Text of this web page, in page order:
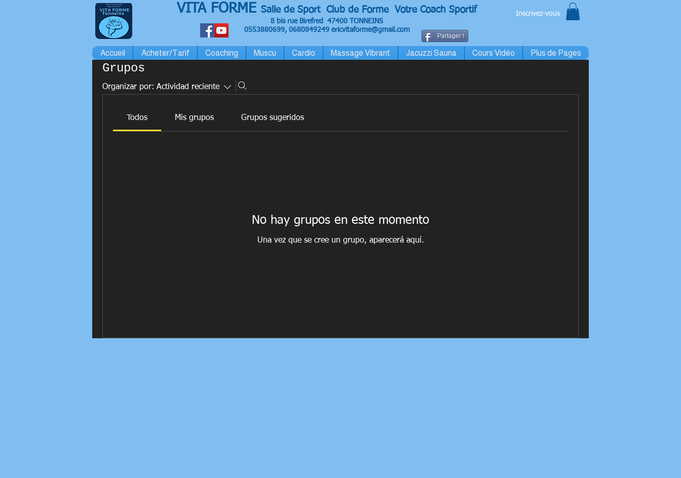
Partager !
VITA FORME Salle de Sport Club de Forme Votre Coach Sportif
8 bis rue Birefred 47400 TONNEINS
0553880699, 0680849249 ericvitaforme@gmail.com
Inscrivez-vous
Accueil Acheter/Tarif Coaching Muscu Cardio Massage Vibrant Jacuzzi Sauna Cours Vidéo Plus de Pages
Grupos
Organizar por: Actividad reciente
Todos Mis grupos Grupos sugeridos
No hay grupos en este momento
Una vez que se cree un grupo, aparecerá aquí.